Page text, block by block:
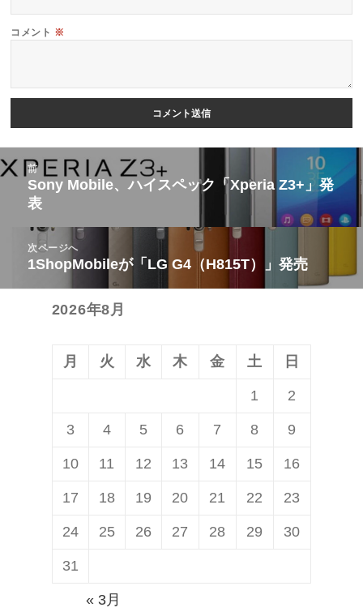
コメント ※
投
稿
前
前
の
投
稿:
Sony Mobile、ハイスペック「Xperia Z3+」発
表
次ページへ
次
の
1ShopMobileが「LG G4（H815T）」発売
2026年8月
月 火 水 木 金 土 日
1 2
3 4 5 6 7 8 9
10 11 12 13 14 15 16
17 18 19 20 21 22 23
24 25 26 27 28 29 30
31
« 3月